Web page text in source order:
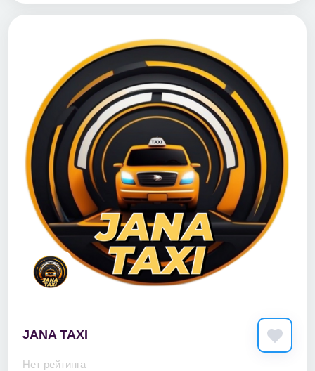
JANA TAXI
Нет рейтинга